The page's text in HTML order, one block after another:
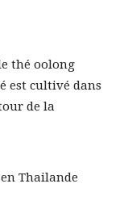
thé oolong
est cultivé dans
de la
Thailande